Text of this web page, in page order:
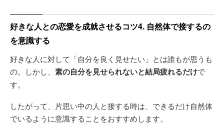
好きな人との恋愛を成就させるコツ4. 自然体で接するの
を意識する
好きな人に対して「自分を良く見せたい」とは誰もが思うも
の。しかし、 素の自分を見せられないと結局疲れるだけで
す。
したがって、片思い中の人と接する時は、できるだけ自然体
でいるように意識することをおすすめします。